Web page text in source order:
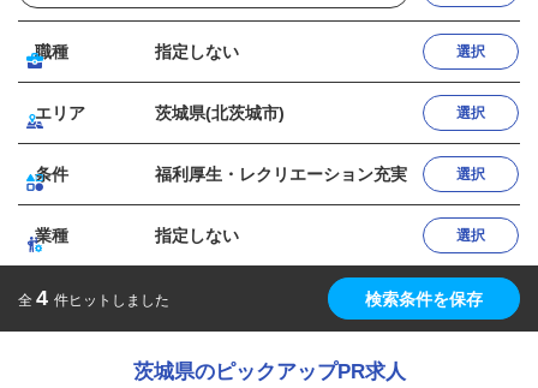
職種 指定しない 選択
エリア 茨城県(北茨城市) 選択
条件 福利厚生・レクリエーション充実 選択
業種 指定しない 選択
全 4 件ヒットしました 検索条件を保存
茨城県のピックアップPR求人